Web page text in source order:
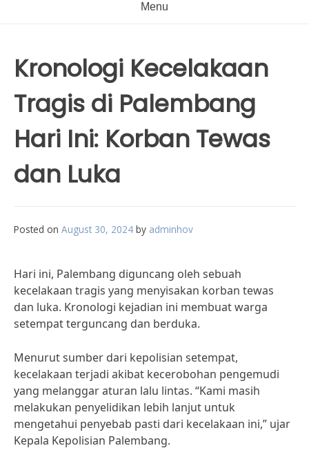
Menu
Kronologi Kecelakaan
Tragis di Palembang
Hari Ini: Korban Tewas
dan Luka
Posted on August 30, 2024 by adminhov
Hari ini, Palembang diguncang oleh sebuah
kecelakaan tragis yang menyisakan korban tewas
dan luka. Kronologi kejadian ini membuat warga
setempat terguncang dan berduka.
Menurut sumber dari kepolisian setempat,
kecelakaan terjadi akibat kecerobohan pengemudi
yang melanggar aturan lalu lintas. “Kami masih
melakukan penyelidikan lebih lanjut untuk
mengetahui penyebab pasti dari kecelakaan ini,” ujar
Kepala Kepolisian Palembang.